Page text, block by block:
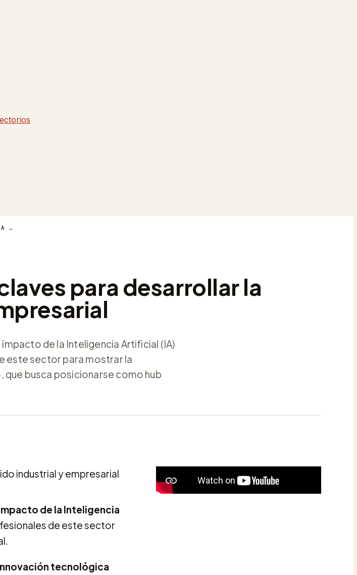
GREX WORLD CONGRESS: LAS CLAVES PARA DESARROLLAR LA IA EN EL TEJIDO INDUSTRIAL Y EMPRESARIAL
para desarrollar la
de la Inteligencia Artificial (IA)
este sector para mostrar la
busca posicionarse como hub
de la Inteligencia
de este sector
tecnológica